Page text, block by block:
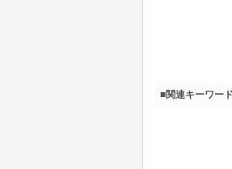
■関連キーワード